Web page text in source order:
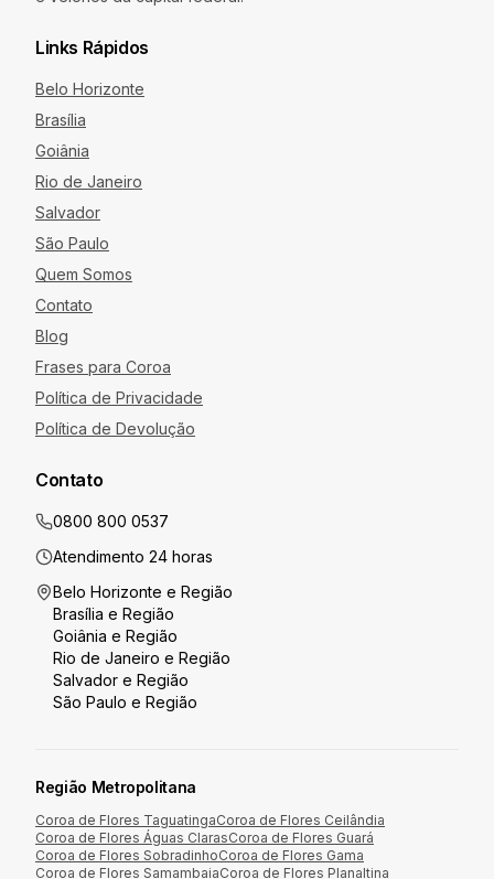
Links Rápidos
Belo Horizonte
Brasília
Goiânia
Rio de Janeiro
Salvador
São Paulo
Quem Somos
Contato
Blog
Frases para Coroa
Política de Privacidade
Política de Devolução
Contato
0800 800 0537
Atendimento 24 horas
Belo Horizonte e Região
Brasília e Região
Goiânia e Região
Rio de Janeiro e Região
Salvador e Região
São Paulo e Região
Região Metropolitana
Coroa de Flores TaguatingaCoroa de Flores Ceilândia
Coroa de Flores Águas ClarasCoroa de Flores Guará
Coroa de Flores SobradinhoCoroa de Flores Gama
Coroa de Flores SamambaiaCoroa de Flores Planaltina